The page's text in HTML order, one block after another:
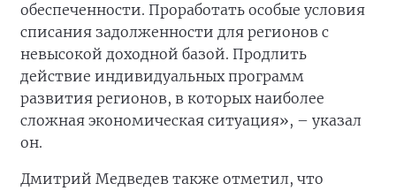
обеспеченности. Проработать особые условия
списания задолженности для регионов с
невысокой доходной базой. Продлить
действие индивидуальных программ
развития регионов, в которых наиболее
сложная экономическая ситуация», – указал
он.
Дмитрий Медведев также отметил, что